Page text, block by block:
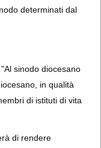
determinati dal
"Al sinodo diocesano
in qualità
di istituti di vita
di rendere